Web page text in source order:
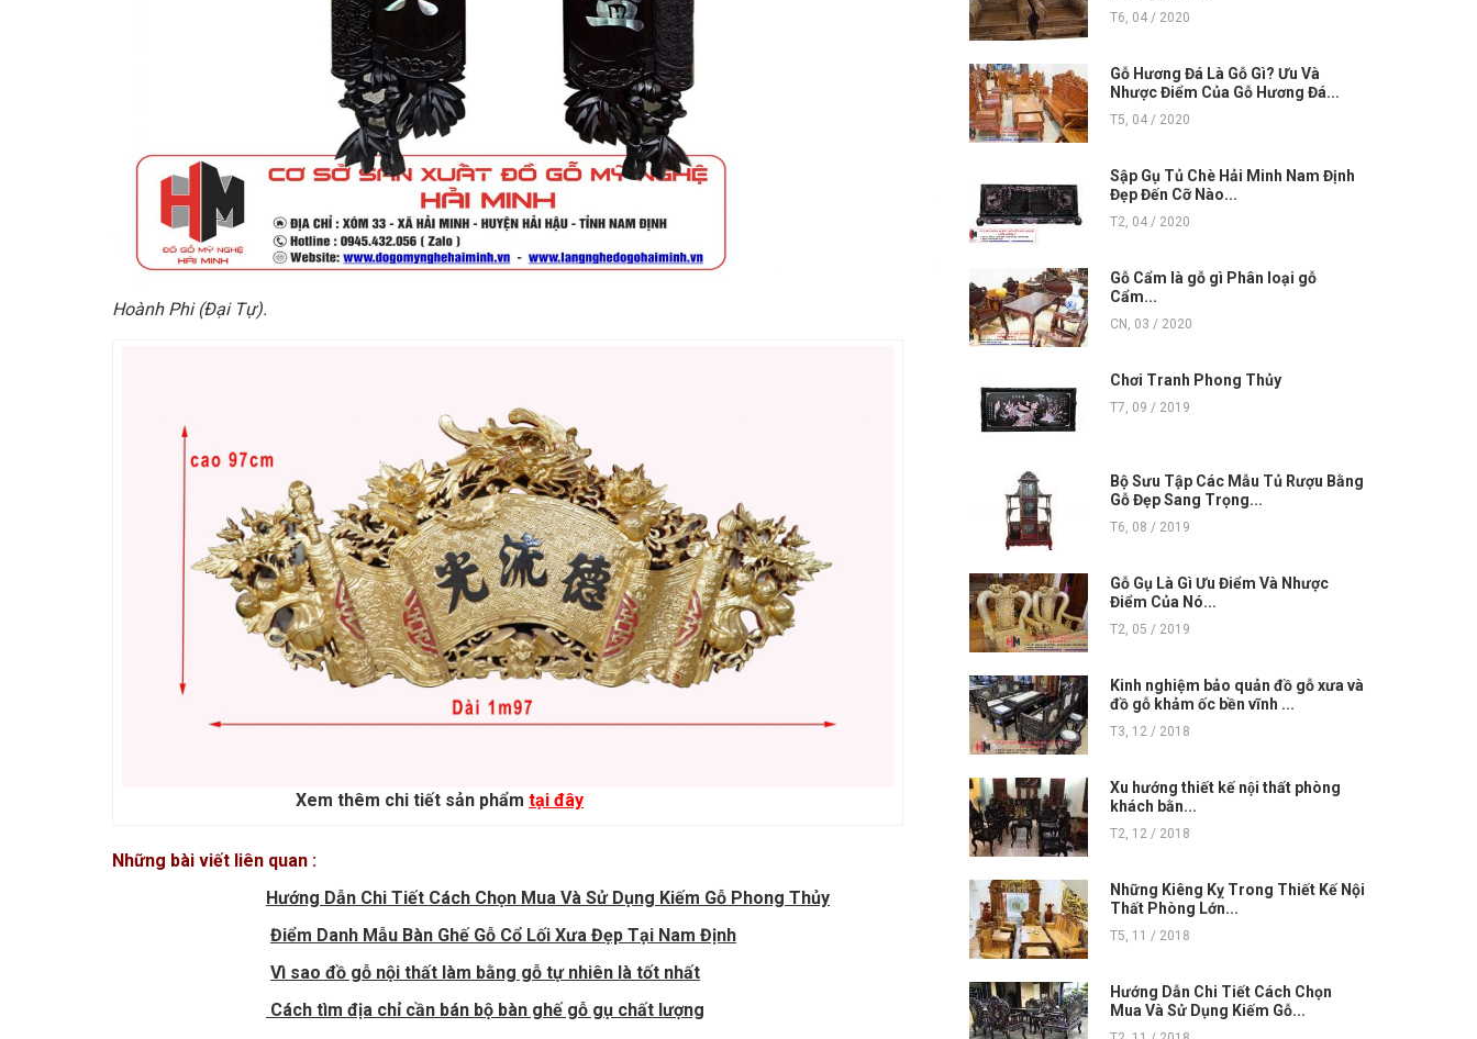
Hoành Phi (Đại Tự).
Xem thêm chi tiết sản phẩm tại đây
Những bài viết liên quan :
Hướng Dẫn Chi Tiết Cách Chọn Mua Và Sử Dụng Kiếm Gỗ Phong Thủy
Điểm Danh Mẫu Bàn Ghế Gỗ Cổ Lối Xưa Đẹp Tại Nam Định
Vì sao đồ gỗ nội thất làm bằng gỗ tự nhiên là tốt nhất
Cách tìm địa chỉ cần bán bộ bàn ghế gỗ gụ chất lượng
T6, 04 / 2020
Gỗ Hương Đá Là Gỗ Gì? Ưu Và
Nhược Điểm Của Gỗ Hương Đá...
T5, 04 / 2020
Sập Gụ Tủ Chè Hải Minh Nam Định
Đẹp Đến Cỡ Nào...
T2, 04 / 2020
Gỗ Cẩm là gỗ gì Phân loại gỗ
Cẩm...
CN, 03 / 2020
Chơi Tranh Phong Thủy
T7, 09 / 2019
Bộ Sưu Tập Các Mẫu Tủ Rượu Bằng
Gỗ Đẹp Sang Trọng...
T6, 08 / 2019
Gỗ Gụ Là Gì Ưu Điểm Và Nhược
Điểm Của Nó...
T2, 05 / 2019
Kinh nghiệm bảo quản đồ gỗ xưa và
đồ gỗ khảm ốc bền vĩnh ...
T3, 12 / 2018
Xu hướng thiết kế nội thất phòng
khách bằn...
T2, 12 / 2018
Những Kiêng Kỵ Trong Thiết Kế Nội
Thất Phòng Lớn...
T5, 11 / 2018
Hướng Dẫn Chi Tiết Cách Chọn
Mua Và Sử Dụng Kiếm Gỗ...